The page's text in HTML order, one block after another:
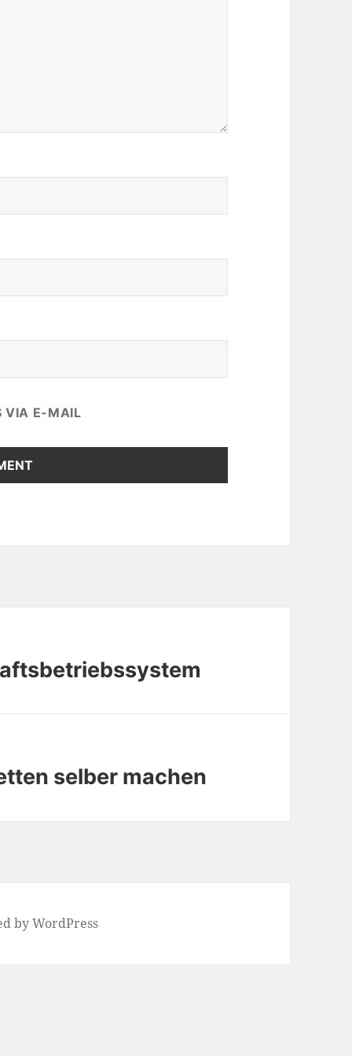
VIA E-MAIL
selber machen
by WordPress